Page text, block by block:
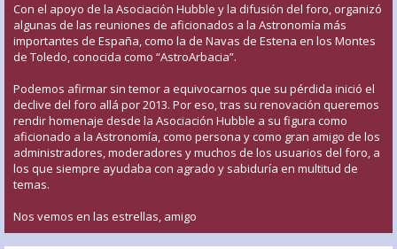
Con el apoyo de la Asociación Hubble y la difusión del foro, organizó
algunas de las reuniones de aficionados a la Astronomía más
importantes de España, como la de Navas de Estena en los Montes
de Toledo, conocida como “AstroArbacia”.
Podemos afirmar sin temor a equivocarnos que su pérdida inició el
declive del foro allá por 2013. Por eso, tras su renovación queremos
rendir homenaje desde la Asociación Hubble a su figura como
aficionado a la Astronomía, como persona y como gran amigo de los
administradores, moderadores y muchos de los usuarios del foro, a
los que siempre ayudaba con agrado y sabiduría en multitud de
temas.
Nos vemos en las estrellas, amigo